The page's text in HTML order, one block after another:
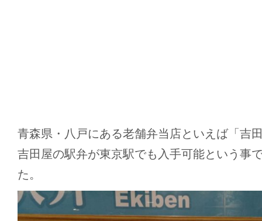
青森県・八戸にある老舗弁当店といえば「吉
吉田屋の駅弁が東京駅でも入手可能という事
た。